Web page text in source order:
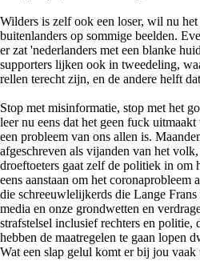
Wilders is zelf ook een loser, wil nu
buitenlanders op sommige beelden.
er zat 'nederlanders met een blanke
supporters lijken ook in tweedeling,
rellen terecht zijn, en de andere helft
Stop met misinformatie, stop met het
leer nu eens dat het geen fuck
een probleem van ons allen is.
afgeschreven als vijanden van het
droeftoeters gaat zelf de politiek in om
eens aanstaan om het coronaprobleem
die schreeuwlelijkerds die Lange Frans
media en onze grondwetten en
strafstelsel inclusief rechters en politie,
hebben de maatregelen te gaan lopen
Wat een slap gelul komt er bij jou vaak